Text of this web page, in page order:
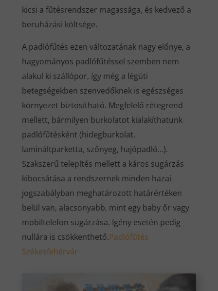
kicsi a fűtésrendszer magassága, és kedvező a
beruházási költsége.
A padlófűtés ezen változatának nagy előnye, a
hagyományos padlófűtéssel szemben nem
alakul ki szállópor, így még a légúti
betegségekben szenvedőknek is egészséges
környezet biztosítható. Megfelelő rétegrend
mellett, bármilyen burkolatot kialakíthatunk
padlófűtésként (hidegburkolat,
lamináltparketta, szőnyeg, hajópadló…).
Szakszerű telepítés mellett a káros sugárzás
kibocsátása a rendszernek minden hazai
jogszabályban meghatározott határértéken
belül van, alacsonyabb, mint egy baby őr vagy
mobiltelefon sugárzása. Igény esetén pedig
nullára is csökkenthető.Padlófűtés
Székesfehérvár